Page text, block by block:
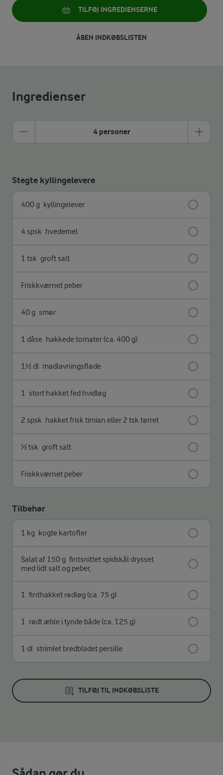
TILFØJ INGREDIENSERNE
ÅBEN INDKØBSLISTEN
Ingredienser
4 personer
Stegte kyllingelevere
400 g kyllingelever
4 spsk hvedemel
1 tsk groft salt
Friskkværnet peber
40 g smør
1 dåse hakkede tomater (ca. 400 g)
1½ dl madlavningsfløde
1 stort hakket fed hvidløg
2 spsk hakket frisk timian eller 2 tsk tørret
½ tsk groft salt
Friskkværnet peber
Tilbehør
1 kg kogte kartofler
Salat af 150 g fintsnittet spidskål drysset
med lidt salt og peber,
1 finthakket rødløg (ca. 75 g)
1 rødt æble i tynde både (ca. 125 g)
1 dl strimlet bredbladet persille
TILFØJ TIL INDKØBSLISTE